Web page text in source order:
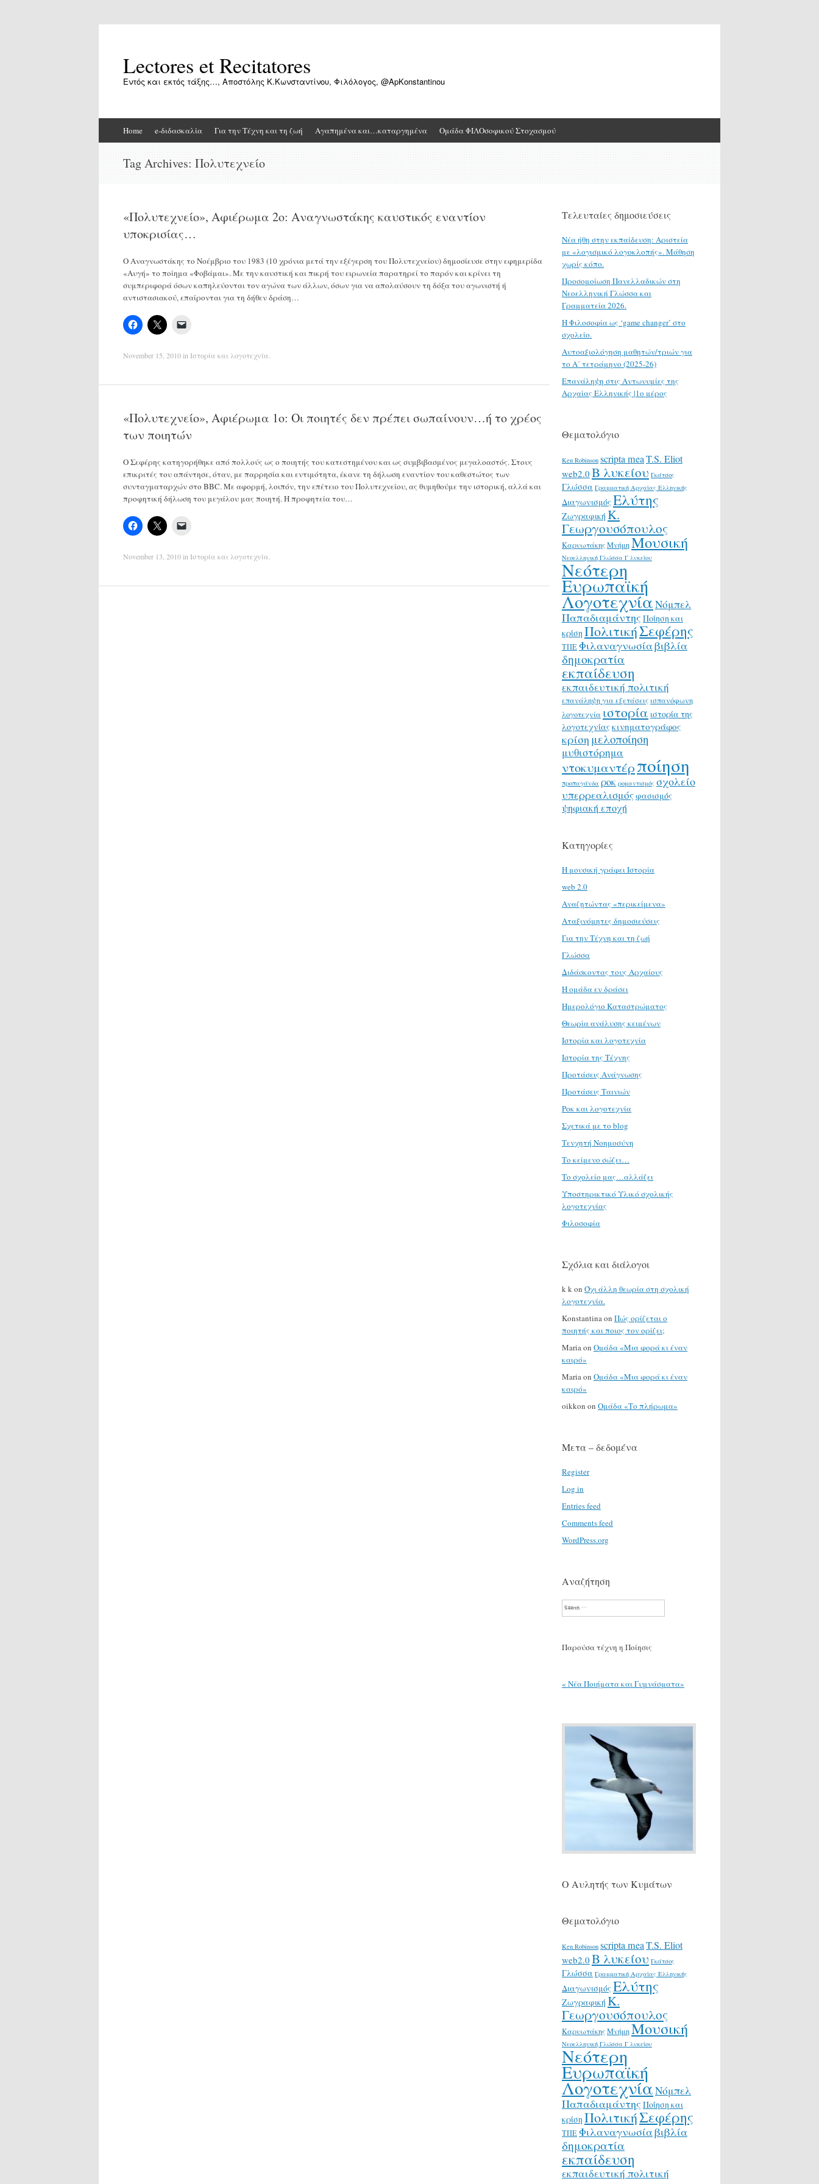
Lectores et Recitatores
Εντός και εκτός τάξης…, Αποστόλης Κ.Κωνσταντίνου, Φιλόλογος, @ApKonstantinou
to
Home e-διδασκαλία Για την Τέχνη και τη ζωή Αγαπημένα και…καταργημένα Ομάδα ΦΙΛΟσοφικού Στοχασμού
Tag Archives: Πολυτεχνείο
«Πολυτεχνείο», Αφιέρωμα 2ο: Αναγνωστάκης καυστικός εναντίον
υποκρισίας…
Ο Αναγνωστάκης το Νοέμβριο του 1983 (10 χρόνια μετά την εξέγερση του Πολυτεχνείου) δημοσίευσε στην εφημερίδα
«Αυγή» το ποίημα «Φοβάμαι». Με την καυστική και πικρή του ειρωνεία παρατηρεί το παρόν και κρίνει τη
συμπεριφορά όσων καπηλεύονται τον αγώνα των άλλων, όσων για να απολαύσουν τη δόξα του αγωνιστή ή
αντιστασιακού, επαίρονται για τη δήθεν δράση…
November 15, 2010 in Ιστορία και λογοτεχνία
«Πολυτεχνείο», Αφιέρωμα 1ο: Οι ποιητές δεν πρέπει σωπαίνουν…ή το χρέος
των ποιητών
Ο Σεφέρης κατηγορήθηκε από πολλούς ως ο ποιητής του κατεστημένου και ως συμβιβασμένος μεγαλοαστός. Στους
επικριτές του απάντησε, όταν, με παρρησία και εντιμότητα, έκανε τη δήλωση εναντίον του καθεστώτος των
συνταγματαρχών στο BBC. Με αφορμή, λοιπόν, την επέτειο του Πολυτεχνείου, ας θυμηθούμε την ιστορική, αλλά και
προφητική δήλωση του μεγάλου μας ποιητή. Η προφητεία του…
November 13, 2010 in Ιστορία και λογοτεχνία
Τελευταίες δημοσιεύσεις
Νέα ήθη στην εκπαίδευση: Αριστεία
με «λογισμικό λογοκλοπής». Μάθηση
χωρίς κόπο.
Προσομοίωση Πανελλαδικών στη
Νεοελληνική Γλώσσα και
Γραμματεία 2026.
H Φιλοσοφία ως ‘game changer’ στο
σχολείο.
Αυτοαξιολόγηση μαθητών/τριών για
το Α΄ τετράμηνο (2025-26)
Επανάληψη στις Αντωνυμίες της
Αρχαίας Ελληνικής |1ο μέρος
Θεματολόγιο
Ken Robinson scripta meaT.S. Eliot
web2.0 Β λυκείου Γκάτσος
Γλώσσα Γραμματική Αρχαίας Ελληνικής
ΔιαγωνισμόςΕλύτης
Ζωγραφική Κ.
Γεωργουσόπουλος
ΚαρυωτάκηςΜνήμηΜουσική
Νεοελληνική Γλώσσα Γ λυκείου
Νεότερη
Ευρωπαϊκή
ΛογοτεχνίαΝόμπελ
Παπαδιαμάντης Ποίηση και
κρίση ΠολιτικήΣεφέρης
ΤΠΕΦιλαναγνωσίαβιβλία
δημοκρατία
εκπαίδευση
εκπαιδευτική πολιτική
επανάληψη για εξετάσεις ισπανόφωνη
λογοτεχνία ιστορία ιστορία της
λογοτεχνίαςκινηματογράφος
κρίση μελοποίηση
μυθιστόρημα
ντοκυμαντέρποίηση
προπαγάνδα ροκ ρομαντισμός σχολείο
υπερρεαλισμόςφασισμός
ψηφιακή εποχή
Κατηγορίες
H μουσική γράφει Ιστορία
web 2.0
Αναζητώντας «περικείμενα»
Αταξινόμητες δημοσιεύσεις
Για την Τέχνη και τη ζωή
Γλώσσα
Διδάσκοντας τους Αρχαίους
Η ομάδα εν δράσει
Ημερολόγιο Καταστρώματος
Θεωρία ανάλυσης κειμένων
Ιστορία και λογοτεχνία
Ιστορία της Τέχνης
Προτάσεις Ανάγνωσης
Προτάσεις Ταινιών
Ροκ και λογοτεχνία
Σχετικά με το blog
Τενχητή Νοημοσύνη
Το κείμενο σώζει…
Το σχολείο μας…αλλάζει
Υποστηρικτικό Υλικό σχολικής
λογοτεχνίας
Φιλοσοφία
Σχόλια και διάλογοι
k kon Όχι άλλη θεωρία στη σχολική
λογοτεχνία.
Konstantinaon Πώς ορίζεται ο
ποιητής και ποιος τον ορίζει;
Mariaon Ομάδα «Μια φορά κι έναν
καιρό»
Mariaon Ομάδα «Μια φορά κι έναν
καιρό»
oikkon on Ομάδα «Το πλήρωμα»
Μετα – δεδομένα
Register
Log in
Entries feed
Comments feed
WordPress.org
Αναζήτηση
Search
Παρούσα τέχνη η Ποίησις
« Νέα Ποιήματα και Γυμνάσματα»
Ο Αυλητής των Κυμάτων
Θεματολόγιο
Ken Robinson scripta meaT.S. Eliot
web2.0 Β λυκείου Γκάτσος
Γλώσσα Γραμματική Αρχαίας Ελληνικής
ΔιαγωνισμόςΕλύτης
Ζωγραφική Κ.
Γεωργουσόπουλος
ΚαρυωτάκηςΜνήμηΜουσική
Νεοελληνική Γλώσσα Γ λυκείου
Νεότερη
Ευρωπαϊκή
ΛογοτεχνίαΝόμπελ
Παπαδιαμάντης Ποίηση και
κρίση ΠολιτικήΣεφέρης
ΤΠΕΦιλαναγνωσίαβιβλία
δημοκρατία
εκπαίδευση
εκπαιδευτική πολιτική